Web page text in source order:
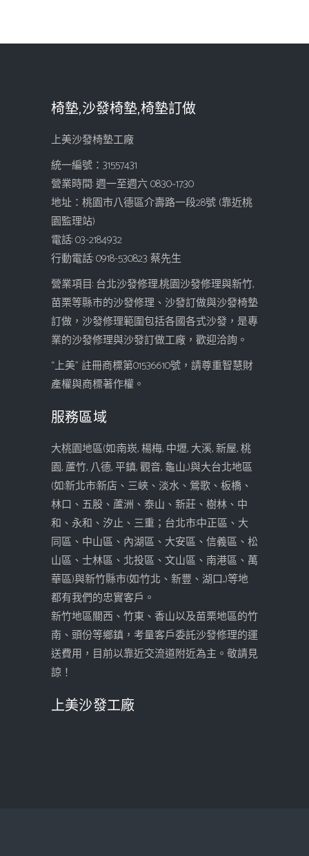
椅墊,沙發椅墊,椅墊訂做
上美沙發椅墊工廠
統一編號：31557431
營業時間: 週一至週六 08:30~17:30
地址：桃園市八德區介壽路一段28號 (靠近桃
園監理站)
電話: 03-2184932
行動電話: 0918-530823 蔡先生
營業項目: 台北沙發修理,桃園沙發修理與新竹,
苗栗等縣市的沙發修理、沙發訂做與沙發椅墊
訂做，沙發修理範圍包括各國各式沙發，是專
業的沙發修理與沙發訂做工廠，歡迎洽詢。
“上美” 註冊商標第01536610號，請尊重智慧財
產權與商標著作權。
服務區域
大桃園地區(如:南崁, 楊梅, 中壢, 大溪, 新屋, 桃
園, 蘆竹, 八德, 平鎮, 觀音, 龜山...)與大台北地區
(如:新北市:新店、三峽、淡水、鶯歌、板橋、
林口、五股、蘆洲、泰山、新莊、樹林、中
和、永和、汐止、三重；台北市:中正區、大
同區、中山區、內湖區、大安區、信義區、松
山區、士林區、北投區、文山區、南港區、萬
華區)與新竹縣市(如:竹北、新豐、湖口...)等地
都有我們的忠實客戶。
新竹地區關西、竹東、香山以及苗栗地區的竹
南、頭份等鄉鎮，考量客戶委託沙發修理的運
送費用，目前以靠近交流道附近為主。敬請見
諒！
上美沙發工廠